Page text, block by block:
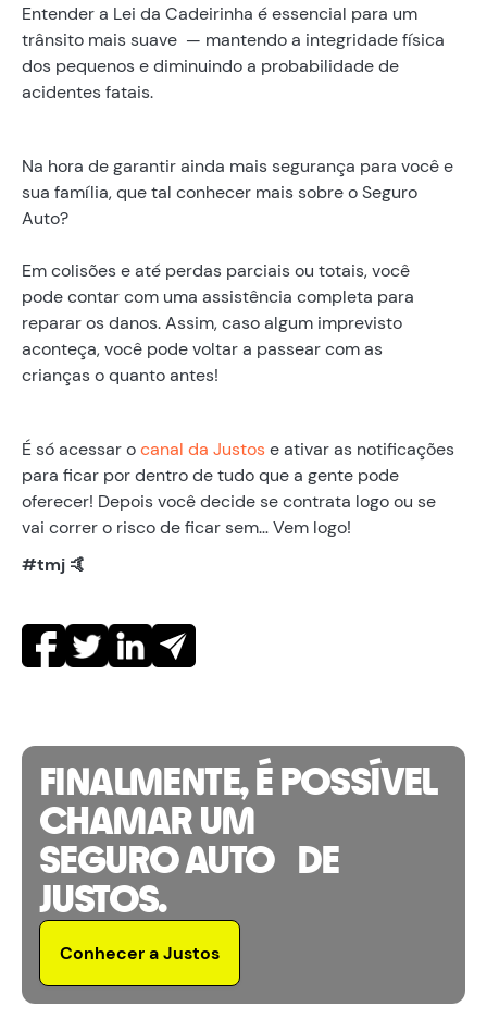
Entender a Lei da Cadeirinha é essencial para um
trânsito mais suave — mantendo a integridade física
dos pequenos e diminuindo a probabilidade de
acidentes fatais.
Na hora de garantir ainda mais segurança para você e
sua família, que tal conhecer mais sobre o Seguro
Auto?
Em colisões e até perdas parciais ou totais, você
pode contar com uma assistência completa para
reparar os danos. Assim, caso algum imprevisto
aconteça, você pode voltar a passear com as
crianças o quanto antes!
É só acessar ocanal da Justose ativar as notificações
para ficar por dentro de tudo que a gente pode
oferecer! Depois você decide se contrata logo ou se
vai correr o risco de ficar sem… Vem logo!
#tmj 🤙
FINALMENTE, É POSSÍVEL
CHAMAR UM
SEGURO AUTO DE
JUSTOS.
Conhecer a Justos